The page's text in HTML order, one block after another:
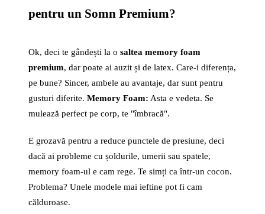
pentru un Somn Premium?
Ok, deci te gândești la o saltea memory foam
premium, dar poate ai auzit și de latex. Care-i diferența,
pe bune? Sincer, ambele au avantaje, dar sunt pentru
gusturi diferite. Memory Foam: Asta e vedeta. Se
mulează perfect pe corp, te "îmbracă".
E grozavă pentru a reduce punctele de presiune, deci
dacă ai probleme cu șoldurile, umerii sau spatele,
memory foam-ul e cam rege. Te simți ca într-un cocon.
Problema? Unele modele mai ieftine pot fi cam
călduroase.